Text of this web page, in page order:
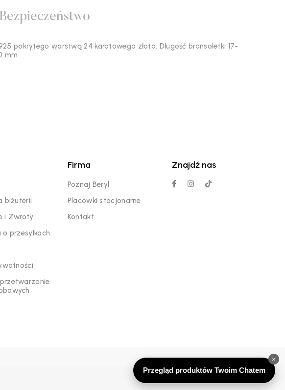
Bezpieczeństwo
pokrytego warstwą 24 karatowego złota. Długość bransoletki 17-
mm.
biżuterii
i Zwroty
przesyłkach
Firma
Poznaj Beryl
Placówki stacjonarne
Kontakt
Znajdź nas
×
Przegląd produktów Twoim Chatem